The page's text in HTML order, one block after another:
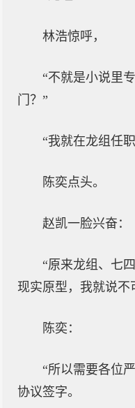
林浩惊呼，
“不就是小说里
门？”
“我就在龙组任
陈奕点头。
赵凯一脸兴奋：
“原来龙组、七
现实原型，我就说不
陈奕：
“所以需要各位
协议签字。